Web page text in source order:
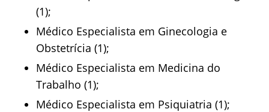
(1);
Médico Especialista em Ginecologia e
Obstetrícia (1);
Médico Especialista em Medicina do
Trabalho (1);
Médico Especialista em Psiquiatria (1);